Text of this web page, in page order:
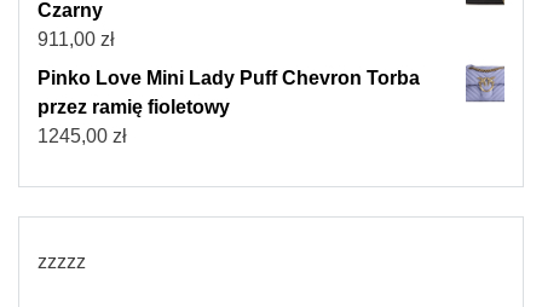
Czarny
911,00 zł
Pinko Love Mini Lady Puff Chevron Torba
przez ramię fioletowy
1245,00 zł
zzzzz